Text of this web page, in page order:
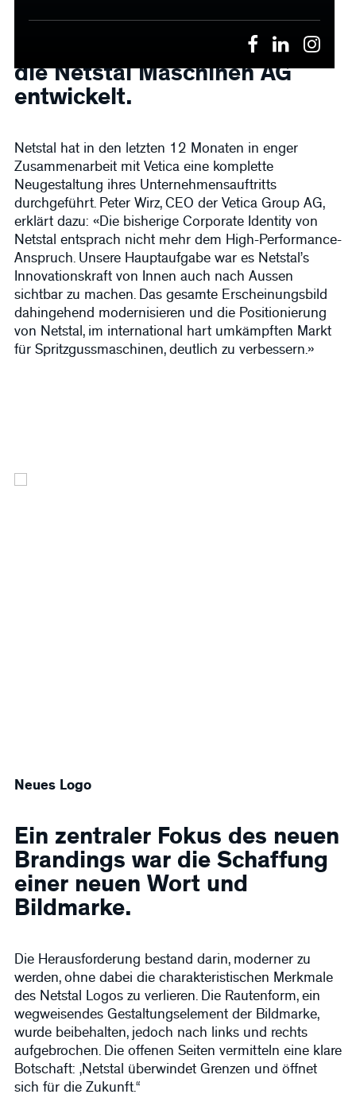
Webseite und neuem
Produktdesign-Konzept für
die Netstal Maschinen AG
entwickelt.
Netstal hat in den letzten 12 Monaten in enger
Zusammenarbeit mit Vetica eine komplette
Neugestaltung ihres Unternehmensauftritts
durchgeführt. Peter Wirz, CEO der Vetica Group AG,
erklärt dazu: «Die bisherige Corporate Identity von
Netstal entsprach nicht mehr dem High-Performance-
Anspruch. Unsere Hauptaufgabe war es Netstal’s
Innovationskraft von Innen auch nach Aussen
sichtbar zu machen. Das gesamte Erscheinungsbild
dahingehend modernisieren und die Positionierung
von Netstal, im international hart umkämpften Markt
für Spritzgussmaschinen, deutlich zu verbessern.»
Neues Logo
Ein zentraler Fokus des neuen
Brandings war die Schaffung
einer neuen Wort und
Bildmarke.
Die Herausforderung bestand darin, moderner zu
werden, ohne dabei die charakteristischen Merkmale
des Netstal Logos zu verlieren. Die Rautenform, ein
wegweisendes Gestaltungselement der Bildmarke,
wurde beibehalten, jedoch nach links und rechts
aufgebrochen. Die offenen Seiten vermitteln eine klare
Botschaft: „Netstal überwindet Grenzen und öffnet
sich für die Zukunft.“